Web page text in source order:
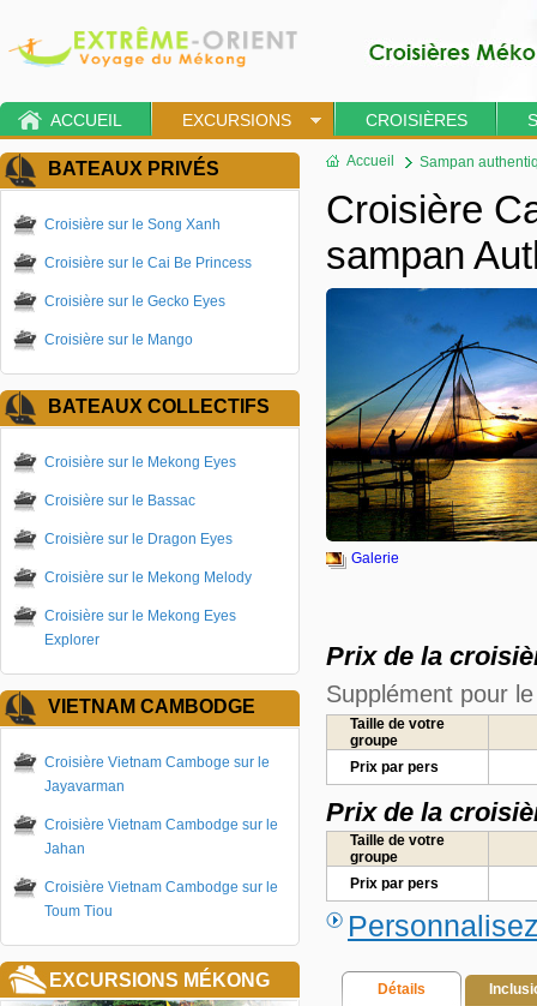
ACCUEIL EXCURSIONS CROISIÈRES
BATEAUX PRIVÉS
Croisière sur le Song Xanh
Croisière sur le Cai Be Princess
Croisière sur le Gecko Eyes
Croisière sur le Mango
BATEAUX COLLECTIFS
Croisière sur le Mekong Eyes
Croisière sur le Bassac
Croisière sur le Dragon Eyes
Croisière sur le Mekong Melody
Croisière sur le Mekong Eyes
Explorer
VIETNAM CAMBODGE
Croisière Vietnam Camboge sur le
Jayavarman
Croisière Vietnam Cambodge sur le
Jahan
Croisière Vietnam Cambodge sur le
Toum Tiou
EXCURSIONS MÉKONG
Accueil Sampan
Croisière
sampan
Galerie
Prix de la
Supplément pour
Taille de votre
groupe
Prix par pers
Prix de la
Taille de votre
groupe
Prix par pers
Détails